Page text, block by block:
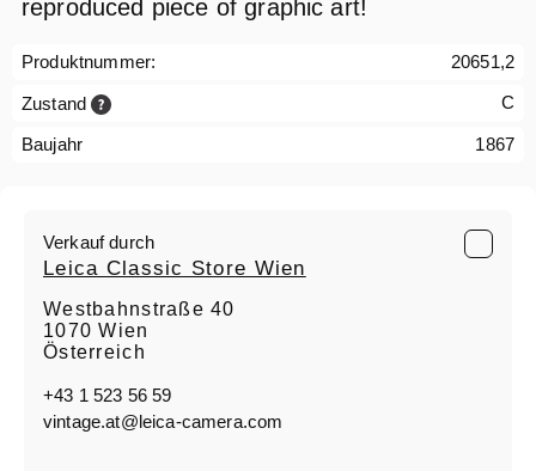
reproduced piece of graphic art!
Produktnummer: 20651,2
Zustand C
Baujahr 1867
Verkauf durch
Leica Classic Store Wien
Westbahnstraße 40
1070 Wien
Österreich
+43 1 523 56 59
vintage.at@leica-camera.com